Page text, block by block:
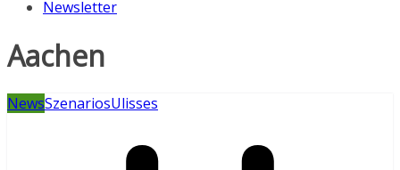
Newsletter
Aachen
NewsSzenariosUlisses